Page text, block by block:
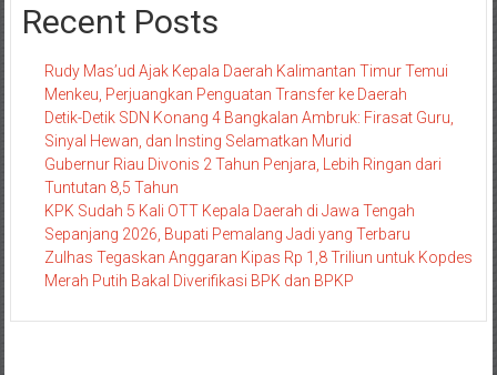
Recent Posts
Rudy Mas’ud Ajak Kepala Daerah Kalimantan Timur Temui
Menkeu, Perjuangkan Penguatan Transfer ke Daerah
Detik-Detik SDN Konang 4 Bangkalan Ambruk: Firasat Guru,
Sinyal Hewan, dan Insting Selamatkan Murid
Gubernur Riau Divonis 2 Tahun Penjara, Lebih Ringan dari
Tuntutan 8,5 Tahun
KPK Sudah 5 Kali OTT Kepala Daerah di Jawa Tengah
Sepanjang 2026, Bupati Pemalang Jadi yang Terbaru
Zulhas Tegaskan Anggaran Kipas Rp 1,8 Triliun untuk Kopdes
Merah Putih Bakal Diverifikasi BPK dan BPKP